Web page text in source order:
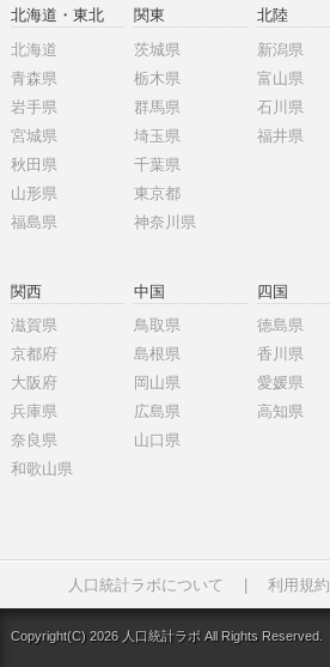
北海道・東北
北海道
青森県
岩手県
宮城県
秋田県
山形県
福島県
関東
茨城県
栃木県
群馬県
埼玉県
千葉県
東京都
神奈川県
北陸
新潟県
富山県
石川県
福井県
関西
滋賀県
京都府
大阪府
兵庫県
奈良県
和歌山県
中国
鳥取県
島根県
岡山県
広島県
山口県
四国
徳島県
香川県
愛媛県
高知県
人口統計ラボについて 利用規約
Copyright(C) 2026 人口統計ラボ All Rights Reserved.